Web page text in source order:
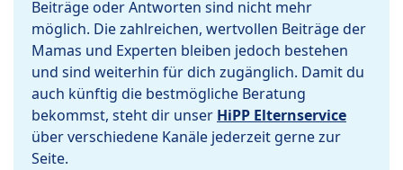
Beiträge oder Antworten sind nicht mehr
möglich. Die zahlreichen, wertvollen Beiträge der
Mamas und Experten bleiben jedoch bestehen
und sind weiterhin für dich zugänglich. Damit du
auch künftig die bestmögliche Beratung
bekommst, steht dir unser HiPP Elternservice
über verschiedene Kanäle jederzeit gerne zur
Seite.